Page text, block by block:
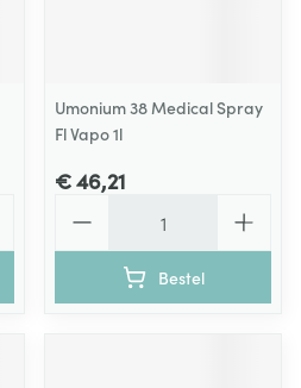
Umonium 38 Medical Spray
Fl Vapo 1l
€ 46,21
Bestel